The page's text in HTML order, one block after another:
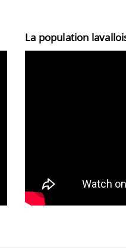
La population